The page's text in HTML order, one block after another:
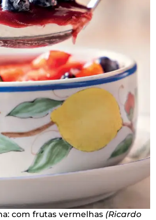
com frutas vermelhas (Ricardo